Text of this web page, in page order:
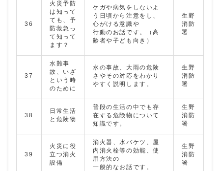
36
火災予防
は知って
ても、予
防救急っ
て知って
ます？
ケガや病気をしないよ
う日頃から注意をし、
心がける意識や
行動のお話です。（高
齢者や子ども向き）
生野
消防
署
37
水難事
故、いざ
という時
のために
水の事故、大雨の危険
さやその対応をわかり
やすく説明します。
生野
消防
署
38
日常生活
と危険物
普段の生活の中でも存
在する危険物について
知識です。
生野
消防
署
39
火災に役
立つ消火
設備
消火器、水バケツ、屋
内消火栓等の効能、使
用方法の
一般的なお話です。
生野
消防
署